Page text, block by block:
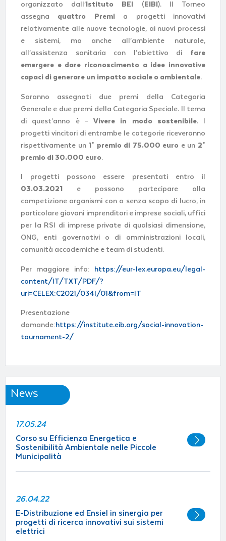
organizzato dall’Istituto BEI (EIBI). Il Torneo
assegna quattro Premia progetti innovativi
relativamente alle nuove tecnologie, ai nuovi processi
e sistemi, ma anche all’ambiente naturale,
all’assistenza sanitaria con l’obiettivo di fare
emergere e dare riconoscimento a idee innovative
capaci di generare un impatto sociale o ambientale.
Saranno assegnati due premi della Categoria
Generale e due premi della Categoria Speciale. Il tema
di quest’anno è – Vivere in modo sostenibile. I
progetti vincitori di entrambe le categorie riceveranno
rispettivamente un 1° premio di 75.000 euro e un 2°
premio di 30.000 euro.
I progetti possono essere presentati entro il
03.03.2021 e possono partecipare alla
competizione organismi con o senza scopo di lucro, in
particolare giovani imprenditori e imprese sociali, uffici
per la RSI di imprese private di qualsiasi dimensione,
ONG, enti governativi o di amministrazioni locali,
comunità accademiche e team di studenti.
Per maggiore info:
https://eur-lex.europa.eu/legal-
content/IT/TXT/PDF/?
uri=CELEX:C2021/034I/01&from=IT
Presentazione
domande:https://institute.eib.org/social-innovation-
tournament-2/
News
17.05.24
Corso su Efficienza Energetica e
Sostenibilità Ambientale nelle Piccole
Municipalità
26.04.22
E-Distribuzione ed Ensiel in sinergia per
progetti di ricerca innovativi sui sistemi
elettrici